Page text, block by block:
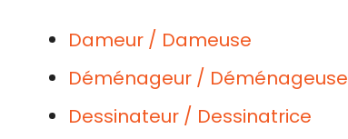
Dameur / Dameuse
Déménageur / Déménageuse
Dessinateur / Dessinatrice